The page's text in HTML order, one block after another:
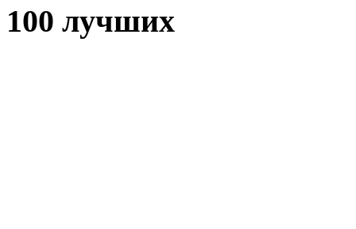
100 лучших